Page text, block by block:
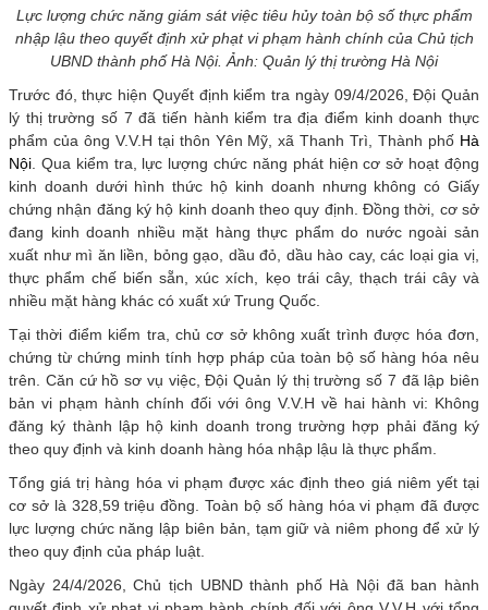
Lực lượng chức năng giám sát việc tiêu hủy toàn bộ số thực phẩm
nhập lậu theo quyết định xử phạt vi phạm hành chính của Chủ tịch
UBND thành phố Hà Nội. Ảnh: Quản lý thị trường Hà Nội
Trước đó, thực hiện Quyết định kiểm tra ngày 09/4/2026, Đội Quản
lý thị trường số 7 đã tiến hành kiểm tra địa điểm kinh doanh thực
phẩm của ông V.V.H tại thôn Yên Mỹ, xã Thanh Trì, Thành phố Hà
Nội . Qua kiểm tra, lực lượng chức năng phát hiện cơ sở hoạt động
kinh doanh dưới hình thức hộ kinh doanh nhưng không có Giấy
chứng nhận đăng ký hộ kinh doanh theo quy định. Đồng thời, cơ sở
đang kinh doanh nhiều mặt hàng thực phẩm do nước ngoài sản
xuất như mì ăn liền, bỏng gạo, dầu đỏ, dầu hào cay, các loại gia vị,
thực phẩm chế biến sẵn, xúc xích, kẹo trái cây, thạch trái cây và
nhiều mặt hàng khác có xuất xứ Trung Quốc.
Tại thời điểm kiểm tra, chủ cơ sở không xuất trình được hóa đơn,
chứng từ chứng minh tính hợp pháp của toàn bộ số hàng hóa nêu
trên. Căn cứ hồ sơ vụ việc, Đội Quản lý thị trường số 7 đã lập biên
bản vi phạm hành chính đối với ông V.V.H về hai hành vi: Không
đăng ký thành lập hộ kinh doanh trong trường hợp phải đăng ký
theo quy định và kinh doanh hàng hóa nhập lậu là thực phẩm.
Tổng giá trị hàng hóa vi phạm được xác định theo giá niêm yết tại
cơ sở là 328,59 triệu đồng. Toàn bộ số hàng hóa vi phạm đã được
lực lượng chức năng lập biên bản, tạm giữ và niêm phong để xử lý
theo quy định của pháp luật.
Ngày 24/4/2026, Chủ tịch UBND thành phố Hà Nội đã ban hành